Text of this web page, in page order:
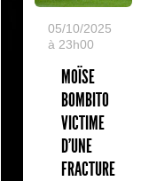
05/10/2025
à 23h00
MOÏSE
BOMBITO
VICTIME
D'UNE
FRACTURE